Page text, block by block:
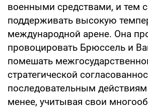
военными средствами, и тем
поддерживать высокую
международной арене. Она
провоцировать Брюссель и
помешать
стратегической
последовательным
менее, учитывая свои